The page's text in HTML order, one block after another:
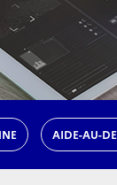
AIDE-AU-